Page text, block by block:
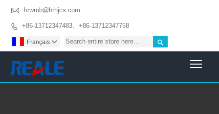
 hrwmb@hrhjcs.com
 +86-13712347483、+86-13712347758

Français 